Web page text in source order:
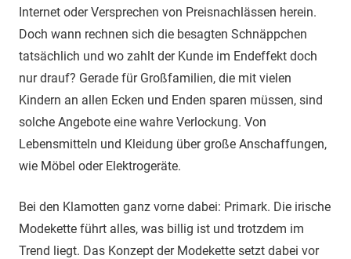
Internet oder Versprechen von Preisnachlässen herein.
Doch wann rechnen sich die besagten Schnäppchen
tatsächlich und wo zahlt der Kunde im Endeffekt doch
nur drauf? Gerade für Großfamilien, die mit vielen
Kindern an allen Ecken und Enden sparen müssen, sind
solche Angebote eine wahre Verlockung. Von
Lebensmitteln und Kleidung über große Anschaffungen,
wie Möbel oder Elektrogeräte.
Bei den Klamotten ganz vorne dabei: Primark. Die irische
Modekette führt alles, was billig ist und trotzdem im
Trend liegt. Das Konzept der Modekette setzt dabei vor